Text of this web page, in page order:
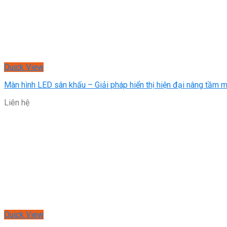
Quick View
Màn hình LED sân khấu – Giải pháp hiển thị hiện đại nâng tầm
Liên hệ
Quick View